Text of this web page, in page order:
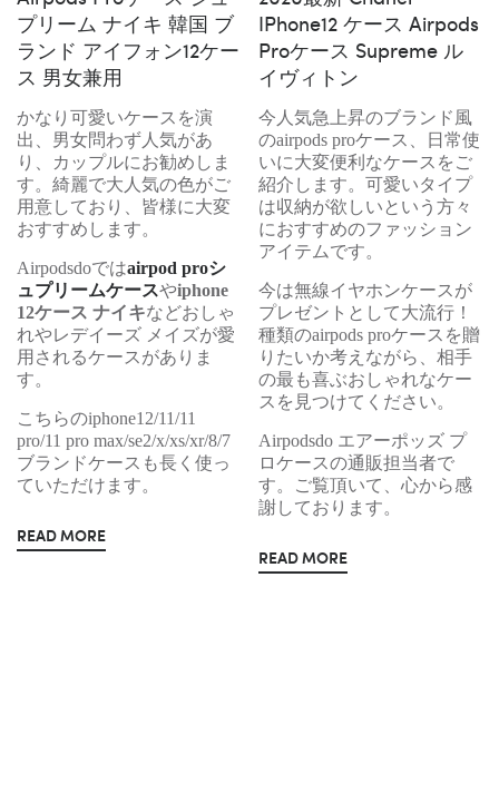
プリーム ナイキ 韓国 ブ
ランド アイフォン12ケー
ス 男女兼用
かなり可愛いケースを演
出、男女問わず人気があ
り、カップルにお勧めしま
す。綺麗で大人気の色がご
用意しており、皆様に大変
おすすめします。
Airpodsdoではairpod proシ
ュプリームケースやiphone
12ケース ナイキなどおしゃ
れやレデイーズ メイズが愛
用されるケースがありま
す。
こちらのiphone12/11/11
pro/11 pro max/se2/x/xs/xr/8/7
ブランドケースも長く使っ
ていただけます。
READ MORE
IPhone12 ケース Airpods
Proケース Supreme ル
イヴィトン
今人気急上昇のブランド風
のairpods proケース、日常使
いに大変便利なケースをご
紹介します。可愛いタイプ
は収納が欲しいという方々
におすすめのファッション
アイテムです。
今は無線イヤホンケースが
プレゼントとして大流行！
種類のairpods proケースを贈
りたいか考えながら、相手
の最も喜ぶおしゃれなケー
スを見つけてください。
Airpodsdo エアーポッズ プ
ロケースの通販担当者で
す。ご覧頂いて、心から感
謝しております。
READ MORE